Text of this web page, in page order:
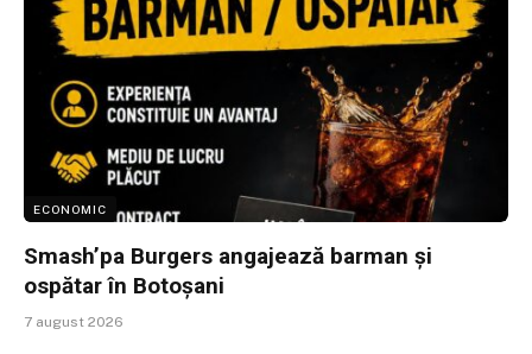
ECONOMIC
Smash’pa Burgers angajează barman și
ospătar în Botoșani
7 august 2026